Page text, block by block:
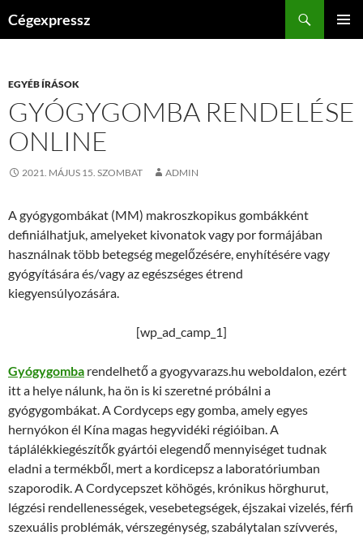
Cégexpressz
EGYÉB ÍRÁSOK
GYÓGYGOMBA RENDELÉSE
ONLINE
2021. MÁJUS 15. SZOMBAT ADMIN
A gyógygombákat (MM) makroszkopikus gombákként
definiálhatjuk, amelyeket kivonatok vagy por formájában
használnak több betegség megelőzésére, enyhítésére vagy
gyógyítására és/vagy az egészséges étrend
kiegyensúlyozására.
[wp_ad_camp_1]
Gyógygomba rendelhető a gyogyvarazs.hu weboldalon, ezért
itt a helye nálunk, ha ön is ki szeretné próbálni a
gyógygombákat. A Cordyceps egy gomba, amely egyes
hernyókon él Kína magas hegyvidéki régióiban. A
táplálékkiegészítők gyártói elegendő mennyiséget tudnak
eladni a termékből, mert a kordicepsz a laboratóriumban
szaporodik. A Cordycepszet köhögés, krónikus hörghurut,
légzési rendellenességek, vesebetegségek, éjszakai vizelés, férfi
szexuális problémák, vérszegénység, szabálytalan szívverés,